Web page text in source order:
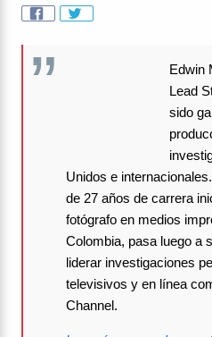
Edwin
Lead
sido
Unidos e
de 27 años de carrera
fotógrafo en medios
Colombia, pasa luego a
liderar investigaciones
televisivos y en línea
Channel.